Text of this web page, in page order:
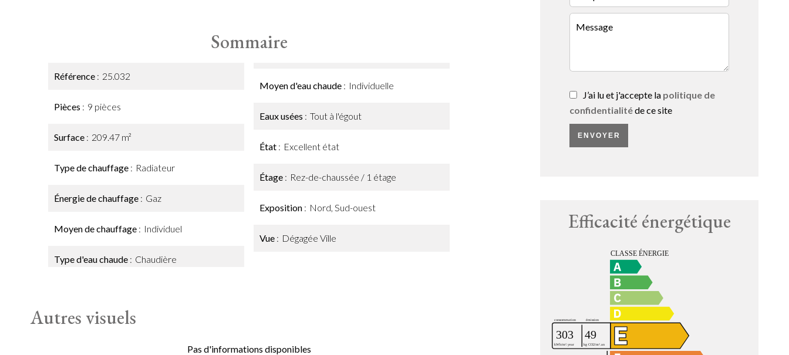
Sommaire
Référence 25.032
Pièces 9 pièces
Surface 209.47 m²
Type de chauffage Radiateur
Énergie de chauffage Gaz
Moyen de chauffage Individuel
Type d'eau chaude Chaudière
Moyen d'eau chaude Individuelle
Eaux usées Tout à l'égout
État Excellent état
Étage Rez-de-chaussée / 1 étage
Exposition Nord, Sud-ouest
Vue Dégagée Ville
Autres visuels
Pas d'informations disponibles
J’ai lu et j'accepte la politique de
confidentialitéde ce site
ENVOYER
Efficacité énergétique